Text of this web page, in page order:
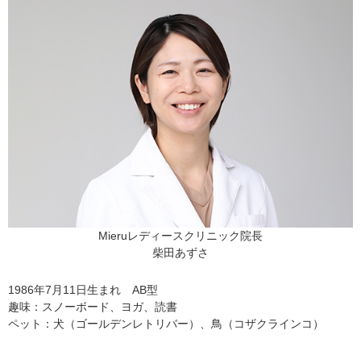
ル
」
Mieruレディースクリニック院長
柴田あずさ
1986年7月11日生まれ AB型
趣味：スノーボード、ヨガ、読書
ペット：犬（ゴールデンレトリバー）、鳥（コザクラインコ）